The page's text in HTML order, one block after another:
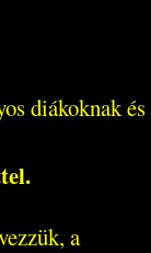
diákoknak és
a